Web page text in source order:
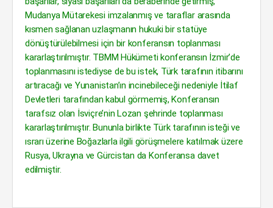
Mudanya Mütarekesi imzalanmış ve taraflar arasında
kısmen sağlanan uzlaşmanın hukuki bir statüye
dönüştürülebilmesi için bir konferansın toplanması
kararlaştırılmıştır. TBMM Hükümeti konferansın İzmir’de
toplanmasını istediyse de bu istek, Türk tarafının itibarını
artıracağı ve Yunanistan’ın incinebileceği nedeniyle İtilaf
Devletleri tarafından kabul görmemiş, Konferansın
tarafsız olan İsviçre’nin Lozan şehrinde toplanması
kararlaştırılmıştır. Bununla birlikte Türk tarafının isteği ve
ısrarı üzerine Boğazlarla ilgili görüşmelere katılmak üzere
Rusya, Ukrayna ve Gürcistan da Konferansa davet
edilmiştir.